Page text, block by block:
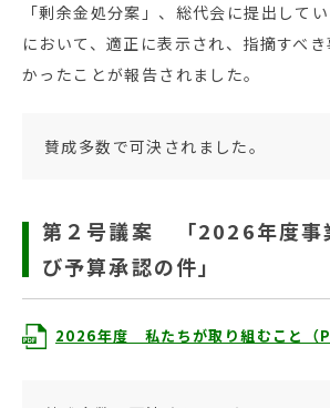
「剰余金処分案」、総代会に提出して
において、適正に表示され、指摘すべ
かったことが報告されました。
賛成多数で可決されました。
第２号議案 「2026年度事
び予算承認の件」
2026年度 私たちが取り組むこと（